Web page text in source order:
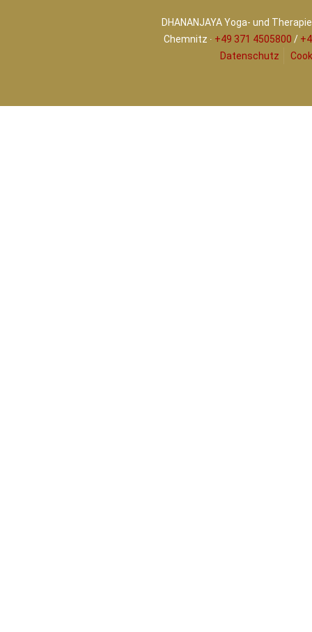
DHANANJAYA Yoga- und
Chemnitz ∙ +49 371 4505800 /
Datenschutz